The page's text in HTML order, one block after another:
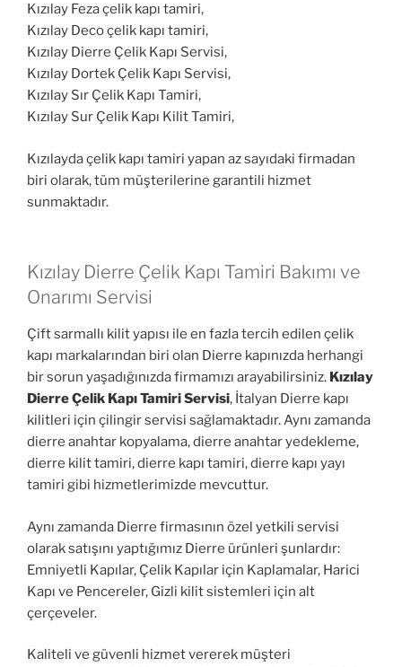
Kızılay Feza çelik kapı tamiri,
Kızılay Deco çelik kapı tamiri,
Kızılay Dierre Çelik Kapı Servisi,
Kızılay Dortek Çelik Kapı Servisi,
Kızılay Sır Çelik Kapı Tamiri,
Kızılay Sur Çelik Kapı Kilit Tamiri,
Kızılayda çelik kapı tamiri yapan az sayıdaki firmadan
biri olarak, tüm müşterilerine garantili hizmet
sunmaktadır.
Kızılay Dierre Çelik Kapı Tamiri Bakımı ve
Onarımı Servisi
Çift sarmallı kilit yapısı ile en fazla tercih edilen çelik
kapı markalarından biri olan Dierre kapınızda herhangi
bir sorun yaşadığınızda firmamızı arayabilirsiniz. Kızılay
Dierre Çelik Kapı Tamiri Servisi, İtalyan Dierre kapı
kilitleri için çilingir servisi sağlamaktadır. Aynı zamanda
dierre anahtar kopyalama, dierre anahtar yedekleme,
dierre kilit tamiri, dierre kapı tamiri, dierre kapı yayı
tamiri gibi hizmetlerimizde mevcuttur.
Aynı zamanda Dierre firmasının özel yetkili servisi
olarak satışını yaptığımız Dierre ürünleri şunlardır:
Emniyetli Kapılar, Çelik Kapılar için Kaplamalar, Harici
Kapı ve Pencereler, Gizli kilit sistemleri için alt
çerçeveler.
Kaliteli ve güvenli hizmet vererek müşteri